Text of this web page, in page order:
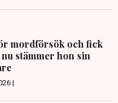
mordförsök och fick
stämmer hon sin
|